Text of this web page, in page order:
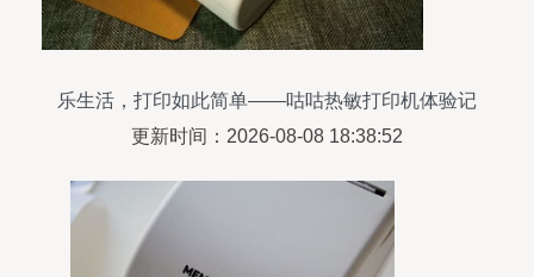
乐生活，打印如此简单——咕咕热敏打印机体验记
更新时间：2026-08-08 18:38:52